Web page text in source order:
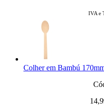
IVA e
Colher em Bambú